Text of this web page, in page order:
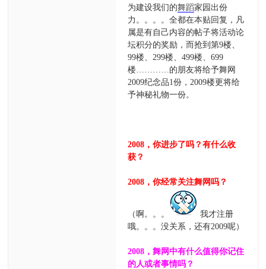
为建设我们的舞蹈家园出份
力。。。。全都在本贴回复，凡
属是有自己内容的帖子将活动论
坛积分的奖励，而抢到第9楼、
99楼、299楼、499楼、699
楼…………的朋友将给予舞网
2009纪念品1份，2009楼更将给
予神秘礼物一份。
2008，你进步了吗？有什么收
获？
2008，你经常关注舞网吗？
（啊。。。
我才注册
哦。。。没关系，还有2009呢）
2008，舞网中有什么值得你记住
的人或者事情吗？